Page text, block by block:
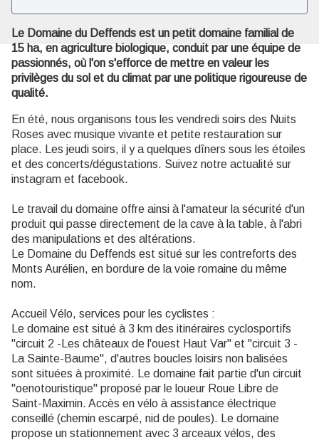
Le Domaine du Deffends est un petit domaine familial de
15 ha, en agriculture biologique, conduit par une équipe de
passionnés, où l'on s'efforce de mettre en valeur les
privilèges du sol et du climat par une politique rigoureuse de
qualité.
En été, nous organisons tous les vendredi soirs des Nuits
Roses avec musique vivante et petite restauration sur
place. Les jeudi soirs, il y a quelques dîners sous les étoiles
et des concerts/dégustations. Suivez notre actualité sur
instagram et facebook.
Le travail du domaine offre ainsi à l'amateur la sécurité d'un
produit qui passe directement de la cave à la table, à l'abri
des manipulations et des altérations.
Le Domaine du Deffends est situé sur les contreforts des
Monts Aurélien, en bordure de la voie romaine du même
nom.
Accueil Vélo, services pour les cyclistes :
Le domaine est situé à 3 km des itinéraires cyclosportifs
"circuit 2 -Les châteaux de l'ouest Haut Var" et "circuit 3 -
La Sainte-Baume", d'autres boucles loisirs non balisées
sont situées à proximité. Le domaine fait partie d'un circuit
"oenotouristique" proposé par le loueur Roue Libre de
Saint-Maximin. Accès en vélo à assistance électrique
conseillé (chemin escarpé, nid de poules). Le domaine
propose un stationnement avec 3 arceaux vélos, des